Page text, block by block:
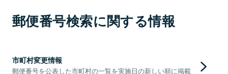
郵便番号検索に関する情報
市町村変更情報
郵便番号を公表した市町村の一覧を実施日の新しい順に掲載